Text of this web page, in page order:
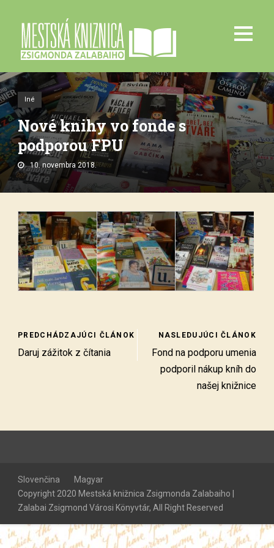
Iné
Nové knihy vo fonde s
podporou FPU
10. novembra 2018.
PREDCHÁDZAJÚCI ČLÁNOK
Daruj zážitok z čítania
NASLEDUJÚCI ČLÁNOK
Fond na podporu umenia
podporil nákup kníh do
našej knižnice
Slovenčina
Magyar
Copyright 2020 Mestská knižnica Zsigmonda Zalabaiho |
Zalabai Zsigmond Városi Könyvtár, All Right Reserved